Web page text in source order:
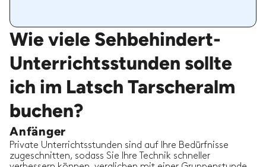
Wie viele Sehbehindert-
Unterrichtsstunden sollte
ich im Latsch Tarscheralm
buchen?
Anfänger
Private Unterrichtsstunden sind auf Ihre Bedürfnisse
zugeschnitten, sodass Sie Ihre Technik schneller